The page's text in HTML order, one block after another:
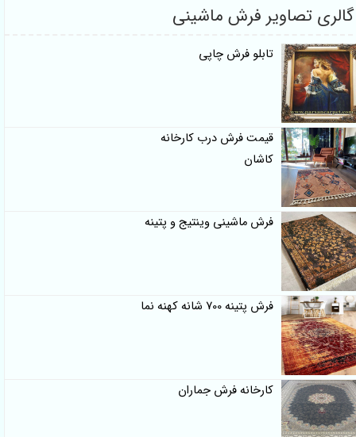
گالری تصاویر فرش ماشینی
تابلو فرش چاپی
قیمت فرش درب کارخانه
کاشان
فرش ماشینی وینتیج و پتینه
فرش پتینه 700 شانه کهنه نما
کارخانه فرش جماران